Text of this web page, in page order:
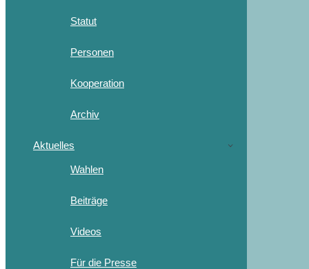
Statut
Personen
Kooperation
Archiv
Aktuelles
Wahlen
Beiträge
Videos
Für die Presse